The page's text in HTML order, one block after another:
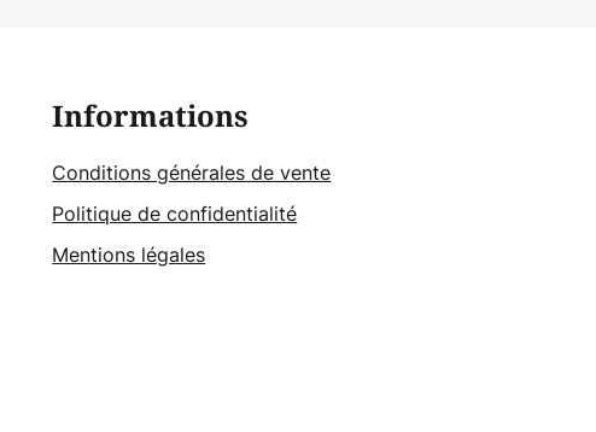
Informations
Conditions générales de vente
Politique de confidentialité
Mentions légales